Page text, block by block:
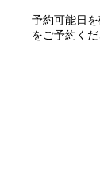
予約可能日
をご予約くだ